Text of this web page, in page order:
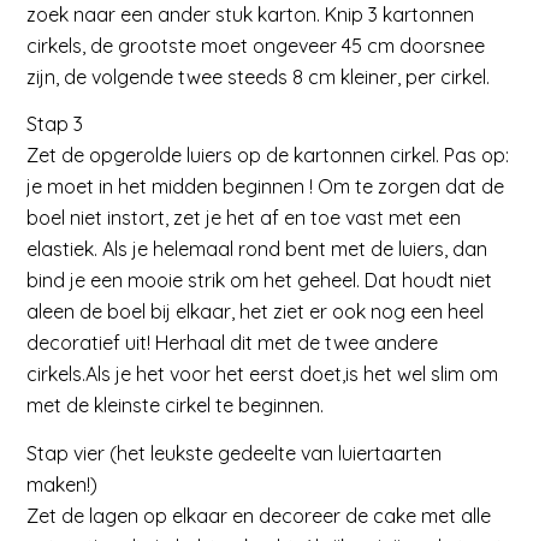
zoek naar een ander stuk karton. Knip 3 kartonnen
cirkels, de grootste moet ongeveer 45 cm doorsnee
zijn, de volgende twee steeds 8 cm kleiner, per cirkel.
Stap 3
Zet de opgerolde luiers op de kartonnen cirkel. Pas op:
je moet in het midden beginnen ! Om te zorgen dat de
boel niet instort, zet je het af en toe vast met een
elastiek. Als je helemaal rond bent met de luiers, dan
bind je een mooie strik om het geheel. Dat houdt niet
aleen de boel bij elkaar, het ziet er ook nog een heel
decoratief uit! Herhaal dit met de twee andere
cirkels.Als je het voor het eerst doet,is het wel slim om
met de kleinste cirkel te beginnen.
Stap vier (het leukste gedeelte van luiertaarten
maken!)
Zet de lagen op elkaar en decoreer de cake met alle